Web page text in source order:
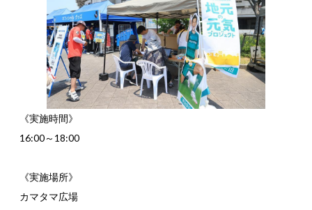
《実施時間》
16:00～18:00
《実施場所》
カマタマ広場